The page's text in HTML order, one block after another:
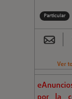
Particular
Ver